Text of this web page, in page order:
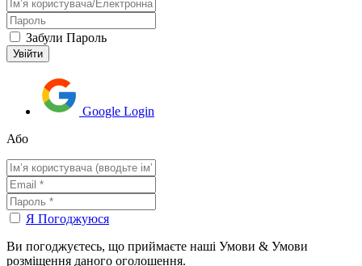
Забули Пароль
Google Login
Або
Я Погоджуюся
Ви погоджуєтесь, що приймаєте наші Умови & Умови
розміщення даного оголошення.